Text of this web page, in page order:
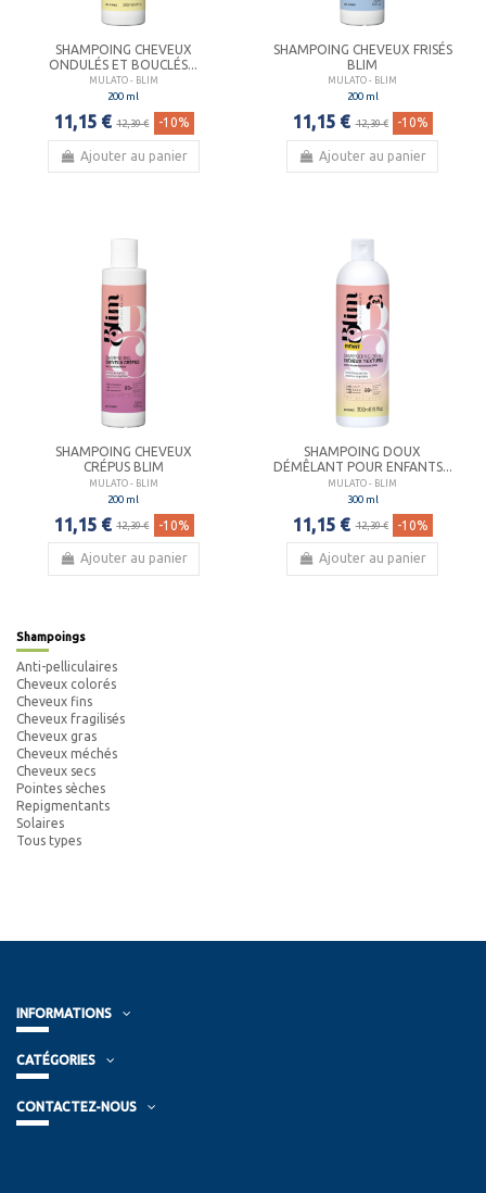
SHAMPOING CHEVEUX
ONDULÉS ET BOUCLÉS...
MULATO - BLIM
200 ml
11,15 € 12,39 € -10%
Ajouter au panier
SHAMPOING CHEVEUX FRISÉS
BLIM
MULATO - BLIM
200 ml
11,15 € 12,39 € -10%
Ajouter au panier
SHAMPOING CHEVEUX
CRÉPUS BLIM
MULATO - BLIM
200 ml
11,15 € 12,39 € -10%
Ajouter au panier
SHAMPOING DOUX
DÉMÊLANT POUR ENFANTS...
MULATO - BLIM
300 ml
11,15 € 12,39 € -10%
Ajouter au panier
Shampoings
Anti-pelliculaires
Cheveux colorés
Cheveux fins
Cheveux fragilisés
Cheveux gras
Cheveux méchés
Cheveux secs
Pointes sèches
Repigmentants
Solaires
Tous types
INFORMATIONS
CATÉGORIES
CONTACTEZ-NOUS